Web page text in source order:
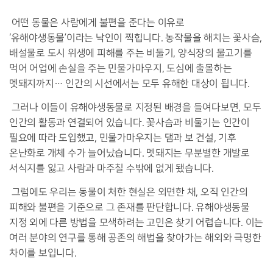
어떤 동물은 사람에게 불편을 준다는 이유로
‘유해야생동물’이라는 낙인이 찍힙니다. 농작물을 해치는 꽃사슴,
배설물로 도시 위생에 피해를 주는 비둘기, 양식장의 물고기를
먹어 어업에 손실을 주는 민물가마우지, 도심에 출몰하는
멧돼지까지… 인간의 시선에서는 모두 유해한 대상이 됩니다.
그러나 이들이 유해야생동물로 지정된 배경을 들여다보면, 모두
인간의 활동과 연결되어 있습니다. 꽃사슴과 비둘기는 인간이
필요에 따라 도입했고, 민물가마우지는 댐과 보 건설, 기후
온난화로 개체 수가 늘어났습니다. 멧돼지는 무분별한 개발로
서식지를 잃고 사람과 마주칠 수밖에 없게 됐습니다.
그럼에도 우리는 동물이 처한 현실은 외면한 채, 오직 인간의
피해와 불편을 기준으로 그 존재를 판단합니다. 유해야생동물
지정 외에 다른 방법을 모색하려는 고민은 찾기 어렵습니다. 이는
여러 분야의 연구를 통해 공존의 해법을 찾아가는 해외와 극명한
차이를 보입니다.